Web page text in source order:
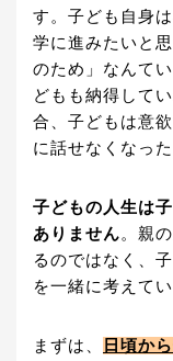
す。子ども自身
学に進みたいと
のため」なんて
どもも納得して
合、子どもは意
に話せなくなっ
子どもの人生は
ありません。親
るのではなく、
を一緒に考えて
まずは、
日頃か